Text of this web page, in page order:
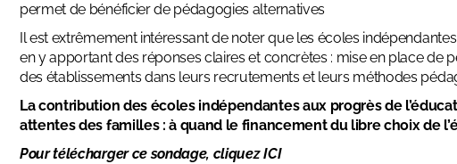
permet de bénéficier de pédagogies alternatives
Il est extrêmement intéressant de noter que les écoles
en y apportant des réponses claires et concrètes : mise en place de
des établissements dans leurs recrutements et leurs méthodes
La contribution des écoles indépendantes aux progrès de
attentes des familles : à quand le financement du libre choix de
Pour télécharger ce sondage, cliquezICI